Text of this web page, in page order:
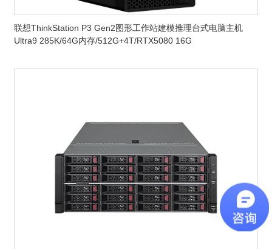
联想ThinkStation P3 Gen2图形工作站建模推理台式电脑主机
Ultra9 285K/64G内存/512G+4T/RTX5080 16G